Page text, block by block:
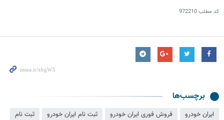
کد مطلب972210
برچسب‌ها
ایران خودرو فروش فوری ایران خودرو ثبت نام ایران خودرو
ثبت نام